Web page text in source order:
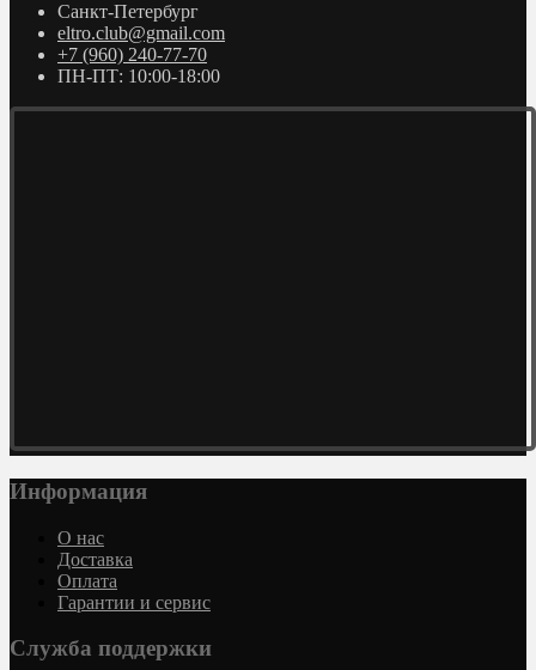
Санкт-Петербург
eltro.club@gmail.com
+7 (960) 240-77-70
ПН-ПТ: 10:00-18:00
Информация
О нас
Доставка
Оплата
Гарантии и сервис
Служба поддержки